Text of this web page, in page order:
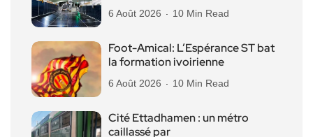
6 Août 2026 10 Min Read
Foot-Amical: L’Espérance ST bat
la formation ivoirienne
6 Août 2026 10 Min Read
Cité Ettadhamen : un métro
caillassé par